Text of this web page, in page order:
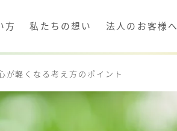
方 私たちの想い 法人のお客様へ
が軽くなる考え方のポイント